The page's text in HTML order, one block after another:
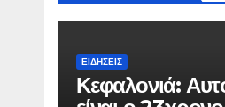
ΕΙΔΉΣΕΙΣ
Κεφαλονιά: